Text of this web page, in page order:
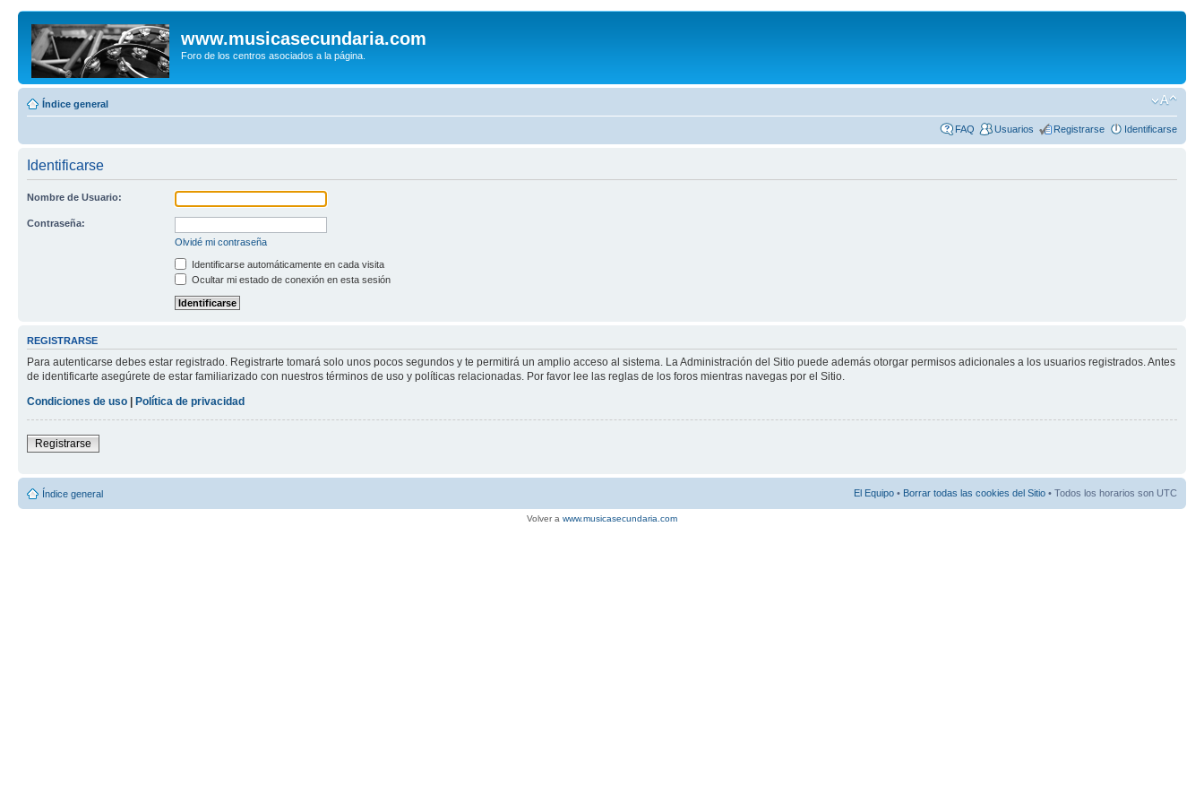
www.musicasecundaria.com
Foro de los centros asociados a la página.
Índice general
FAQ Usuarios Registrarse Identificarse
Identificarse
Nombre de Usuario:
Contraseña:
Olvidé mi contraseña
Identificarse automáticamente en cada visita
Ocultar mi estado de conexión en esta sesión
REGISTRARSE
Para autenticarse debes estar registrado. Registrarte tomará solo unos pocos segundos y te permitirá un amplio acceso al sistema. La Administración del Sitio puede además otorgar permisos adicionales a los usuarios registrados. Antes
de identificarte asegúrete de estar familiarizado con nuestros términos de uso y políticas relacionadas. Por favor lee las reglas de los foros mientras navegas por el Sitio.
Condiciones de uso | Política de privacidad
Registrarse
Índice general El Equipo • Borrar todas las cookies del Sitio • Todos los horarios son UTC
Volver a www.musicasecundaria.com